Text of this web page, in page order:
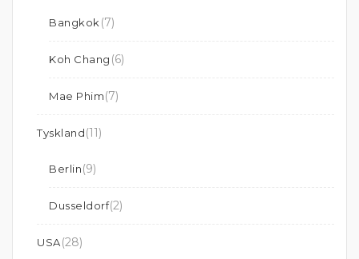
Bangkok (7)
Koh Chang (6)
Mae Phim(7)
Tyskland(11)
Berlin(9)
Dusseldorf(2)
USA(28)